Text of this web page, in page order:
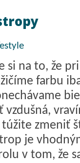
si na to, že
farbu
vzdušná,
zmeniť
je
v tom, že